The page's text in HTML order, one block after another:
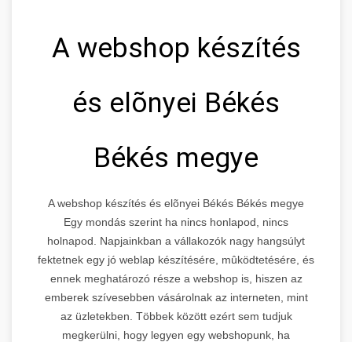
A webshop készítés
és elõnyei Békés
Békés megye
A webshop készítés és elõnyei Békés Békés megye
Egy mondás szerint ha nincs honlapod, nincs
holnapod. Napjainkban a vállakozók nagy hangsúlyt
fektetnek egy jó weblap készítésére, mûködtetésére, és
ennek meghatározó része a webshop is, hiszen az
emberek szívesebben vásárolnak az interneten, mint
az üzletekben. Többek között ezért sem tudjuk
megkerülni, hogy legyen egy webshopunk, ha